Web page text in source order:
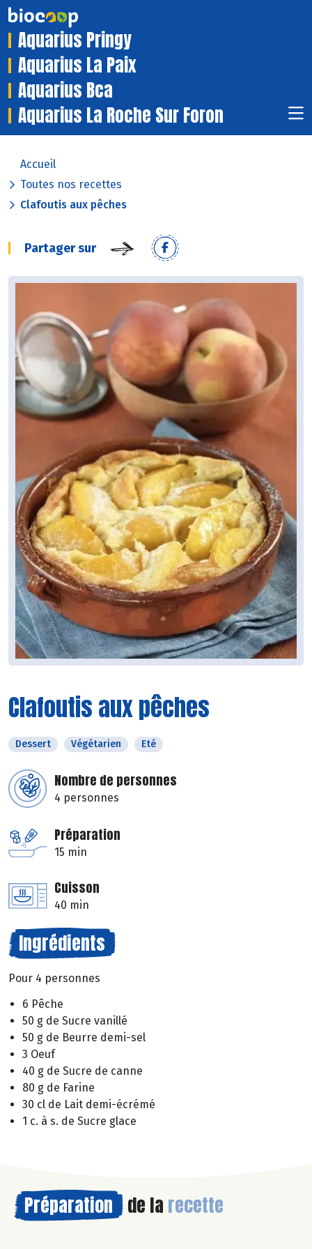
Aquarius Pringy
Aquarius La Paix
Aquarius Bca
Aquarius La Roche Sur Foron
Accueil
Toutes nos recettes
Clafoutis aux pêches
Partager sur
Clafoutis aux pêches
Dessert Végétarien Eté
Nombre de personnes
4 personnes
Préparation
15 min
Cuisson
40 min
Ingrédients
Pour 4 personnes
6 Pêche
50 g de Sucre vanillé
50 g de Beurre demi-sel
3 Oeuf
40 g de Sucre de canne
80 g de Farine
30 cl de Lait demi-écrémé
1 c. à s. de Sucre glace
Préparation de la recette